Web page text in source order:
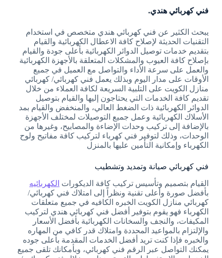
فني كهربائي هندي.
يبحث الكثير عن فني كهربائي هندي متخصص في استخدام
التقنيات الحديثة لإصلاح كافة الاعطال الكهربائية والقيام
بتقديم خدمات توصيل الدوائر الكهربائية بأعلى جودة والقيام
بإصلاح كافة العيوب والمشكلات المتعلقة بالأجهزة الكهربائية
والعمل على سرعة الأداء والتواصل مع العميل في جميع
الأوقات على مدار اليوم وبذلك يعمل فني كهربائي/ كهربائي
منازل الكويت على التلبية السريعة لكافة العملاء من خلال
تقديم كافة الخدمات التي يحتاجون إليها والقيام بتوصيل
الدوائر الكهربائية ذات الضغط العالي، والمنخفض والقيام بمد
الأسلاك الكهربائية وعمل جميع التوصيلات لمختلف الأجهزة
بالإضافة إلى تركيب وحدات الإضاءة والمصابيح، وغيرها من
الوحدات، وذلك لتوفير فني كهرباء لتركيب كافة مفاتيح ولوح
الكهرباء وإمكانية التأمين عليها بالمنزل
فني كهربائي صيانة وتمديد وتشطيب
القيام بتصميم وتأسيس تركيب كافة الديكورات الكهربائيه
بأفضل صورة وأعلى تقنية ونظراً إلى امتلاك فني كهربائي/
كهربائي منازل الكويت الخبره الكافيه في جميع متعلقات
الكهرباء فهو يقوم بتوفير أفضل فني كهربائي هندي لتركيب
المكيفات، والنجف والسخانات الكهربائية بأفضل الأسعار
والإلتزام بالمواعيد المحددة وامتلاك قدر كافي من المهاره
والخبره فإذا كنت تريد أفضل الخدمات المقدمة بأعلى جوده
يمكنك التواصل عبر الرقم فني كهربائي، وبأمكانك تلقى جميع